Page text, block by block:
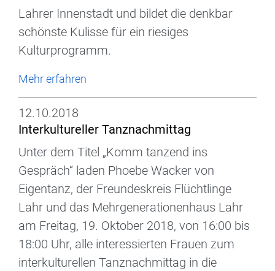
Lahrer Innenstadt und bildet die denkbar
schönste Kulisse für ein riesiges
Kulturprogramm.
Mehr erfahren
12.10.2018
Interkultureller Tanznachmittag
Unter dem Titel „Komm tanzend ins
Gespräch“ laden Phoebe Wacker von
Eigentanz, der Freundeskreis Flüchtlinge
Lahr und das Mehrgenerationenhaus Lahr
am Freitag, 19. Oktober 2018, von 16:00 bis
18:00 Uhr, alle interessierten Frauen zum
interkulturellen Tanznachmittag in die